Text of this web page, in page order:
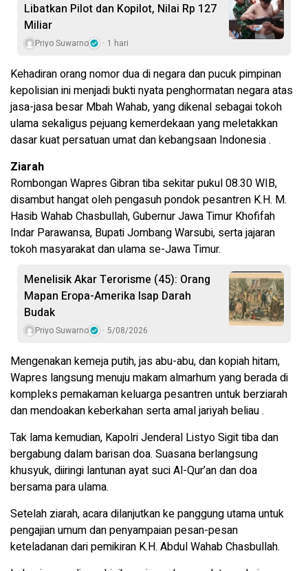
Libatkan Pilot dan Kopilot, Nilai Rp 127
Miliar
Priyo Suwarno 1 hari
Kehadiran orang nomor dua di negara dan pucuk pimpinan
kepolisian ini menjadi bukti nyata penghormatan negara atas
jasa-jasa besar Mbah Wahab, yang dikenal sebagai tokoh
ulama sekaligus pejuang kemerdekaan yang meletakkan
dasar kuat persatuan umat dan kebangsaan Indonesia .
Ziarah
Rombongan Wapres Gibran tiba sekitar pukul 08.30 WIB,
disambut hangat oleh pengasuh pondok pesantren K.H. M.
Hasib Wahab Chasbullah, Gubernur Jawa Timur Khofifah
Indar Parawansa, Bupati Jombang Warsubi, serta jajaran
tokoh masyarakat dan ulama se-Jawa Timur.
Menelisik Akar Terorisme (45): Orang
Mapan Eropa-Amerika Isap Darah
Budak
Priyo Suwarno 5/08/2026
Mengenakan kemeja putih, jas abu-abu, dan kopiah hitam,
Wapres langsung menuju makam almarhum yang berada di
kompleks pemakaman keluarga pesantren untuk berziarah
dan mendoakan keberkahan serta amal jariyah beliau .
Tak lama kemudian, Kapolri Jenderal Listyo Sigit tiba dan
bergabung dalam barisan doa. Suasana berlangsung
khusyuk, diiringi lantunan ayat suci Al-Qur’an dan doa
bersama para ulama.
Setelah ziarah, acara dilanjutkan ke panggung utama untuk
pengajian umum dan penyampaian pesan-pesan
keteladanan dari pemikiran K.H. Abdul Wahab Chasbullah.